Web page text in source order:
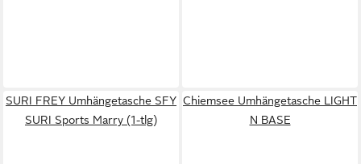
SURI FREY Umhängetasche SFY
SURI Sports Marry (1-tlg)
Chiemsee Umhängetasche LIGHT
N BASE